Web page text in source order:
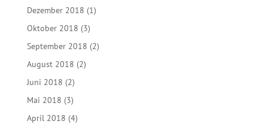
Dezember 2018 (1)
Oktober 2018 (3)
September 2018 (2)
August 2018 (2)
Juni 2018 (2)
Mai 2018 (3)
April 2018 (4)